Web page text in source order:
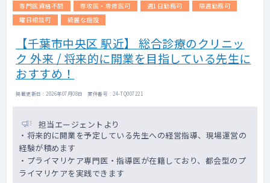
専門医資格不問
専攻医・専修医可 週1日勤務可
隔週勤務可
曜日相談可
綺麗な施設
【千葉市中央区 駅近】 総合診療のクリニッ
ク 外来 / 将来的に開業を目指している先生に
おすすめ！
掲載更新日 : 2026年07月08日 案件番号 : 24-TQ007221
担当エージェントより
・将来的に開業を予定している先生への経営指導、現場運営の
経験が積めます
・プライマリケア専門医・指導医が在籍しており、都会型のプ
ライマリケアを実践できます